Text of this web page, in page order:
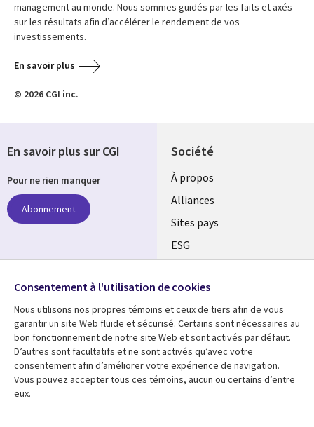
management au monde. Nous sommes guidés par les faits et axés
sur les résultats afin d’accélérer le rendement de vos
investissements.
En savoir plus
© 2026 CGI inc.
Société
À propos
Alliances
Sites pays
ESG
Fusions
Salle de presse
Ressources
Articles
Support
En savoir plus sur CGI
Pour ne rien manquer
Abonnement
Suivez-nous
Social
Media
Global
FR
Consentement à l'utilisation de cookies
Nous utilisons nos propres témoins et ceux de tiers afin de vous
garantir un site Web fluide et sécurisé. Certains sont nécessaires au
bon fonctionnement de notre site Web et sont activés par défaut.
D’autres sont facultatifs et ne sont activés qu’avec votre
consentement afin d’améliorer votre expérience de navigation.
Vous pouvez accepter tous ces témoins, aucun ou certains d’entre
eux.